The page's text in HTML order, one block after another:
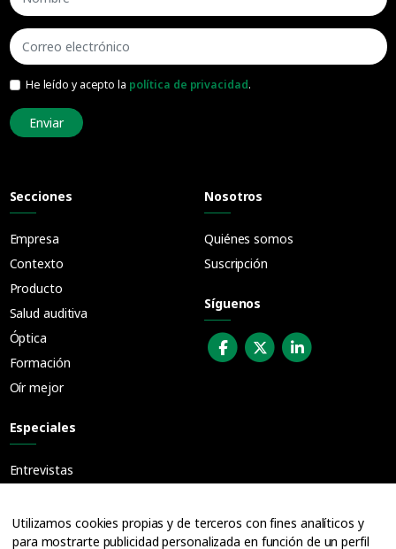
He leído y acepto la política de privacidad.
Enviar
Secciones
Empresa
Contexto
Producto
Salud auditiva
Óptica
Formación
Oír mejor
Especiales
Entrevistas
Cuadernos
Ofertas de empleo
Nosotros
Quiénes somos
Suscripción
Síguenos
Utilizamos cookies propias y de terceros con fines analíticos y
para mostrarte publicidad personalizada en función de un perfil